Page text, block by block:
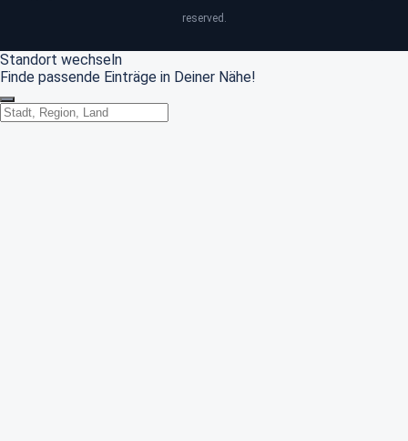
reserved.
Standort wechseln
Finde passende Einträge in Deiner Nähe!
Standort wechseln